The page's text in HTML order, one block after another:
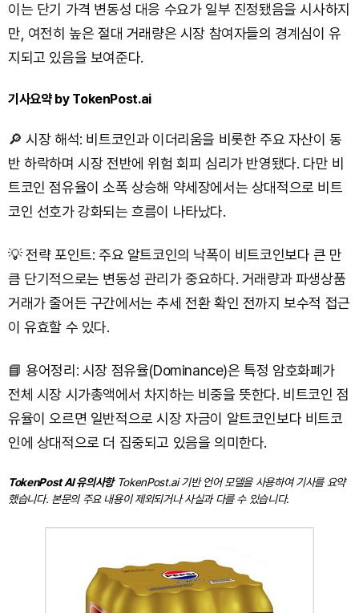
이는 단기 가격 변동성 대응 수요가 일부 진정됐음을 시사하지
만, 여전히 높은 절대 거래량은 시장 참여자들의 경계심이 유
지되고 있음을 보여준다.
기사요약 by TokenPost.ai
🔎 시장 해석: 비트코인과 이더리움을 비롯한 주요 자산이 동
반 하락하며 시장 전반에 위험 회피 심리가 반영됐다. 다만 비
트코인 점유율이 소폭 상승해 약세장에서는 상대적으로 비트
코인 선호가 강화되는 흐름이 나타났다.
💡 전략 포인트: 주요 알트코인의 낙폭이 비트코인보다 큰 만
큼 단기적으로는 변동성 관리가 중요하다. 거래량과 파생상품
거래가 줄어든 구간에서는 추세 전환 확인 전까지 보수적 접근
이 유효할 수 있다.
📘 용어정리: 시장 점유율(Dominance)은 특정 암호화폐가
전체 시장 시가총액에서 차지하는 비중을 뜻한다. 비트코인 점
유율이 오르면 일반적으로 시장 자금이 알트코인보다 비트코
인에 상대적으로 더 집중되고 있음을 의미한다.
TokenPost AI 유의사항TokenPost.ai 기반 언어 모델을 사용하여 기사를 요약
했습니다. 본문의 주요 내용이 제외되거나 사실과 다를 수 있습니다.